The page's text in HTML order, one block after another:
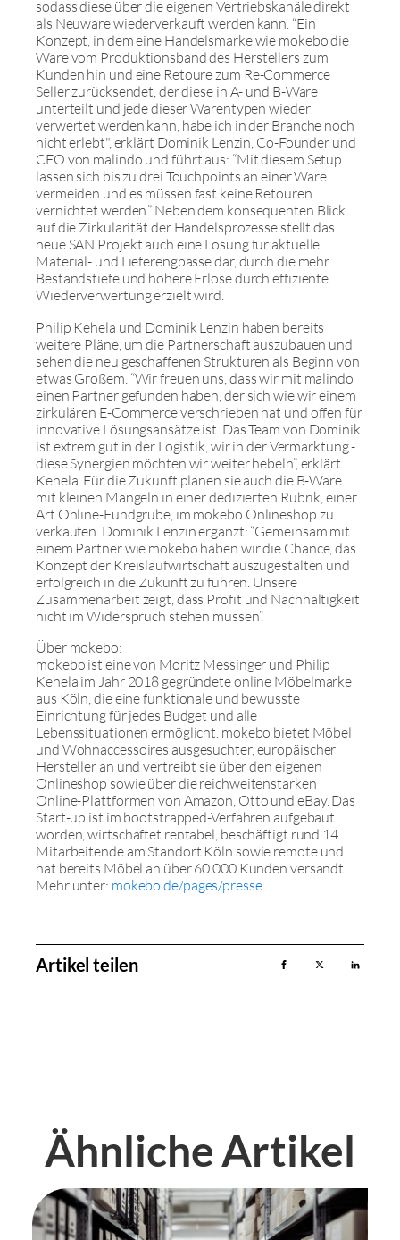
sodass diese über die eigenen Vertriebskanäle direkt
als Neuware wiederverkauft werden kann. “Ein
Konzept, in dem eine Handelsmarke wie mokebo die
Ware vom Produktionsband des Herstellers zum
Kunden hin und eine Retoure zum Re-Commerce
Seller zurücksendet, der diese in A- und B-Ware
unterteilt und jede dieser Warentypen wieder
verwertet werden kann, habe ich in der Branche noch
nicht erlebt", erklärt Dominik Lenzin, Co-Founder und
CEO von malindo und führt aus: “Mit diesem Setup
lassen sich bis zu drei Touchpoints an einer Ware
vermeiden und es müssen fast keine Retouren
vernichtet werden.” Neben dem konsequenten Blick
auf die Zirkularität der Handelsprozesse stellt das
neue SAN Projekt auch eine Lösung für aktuelle
Material- und Lieferengpässe dar, durch die mehr
Bestandstiefe und höhere Erlöse durch effiziente
Wiederverwertung erzielt wird.
Philip Kehela und Dominik Lenzin haben bereits
weitere Pläne, um die Partnerschaft auszubauen und
sehen die neu geschaffenen Strukturen als Beginn von
etwas Großem. “Wir freuen uns, dass wir mit malindo
einen Partner gefunden haben, der sich wie wir einem
zirkulären E-Commerce verschrieben hat und offen für
innovative Lösungsansätze ist. Das Team von Dominik
ist extrem gut in der Logistik, wir in der Vermarktung -
diese Synergien möchten wir weiter hebeln”, erklärt
Kehela. Für die Zukunft planen sie auch die B-Ware
mit kleinen Mängeln in einer dedizierten Rubrik, einer
Art Online-Fundgrube, im mokebo Onlineshop zu
verkaufen. Dominik Lenzin ergänzt: “Gemeinsam mit
einem Partner wie mokebo haben wir die Chance, das
Konzept der Kreislaufwirtschaft auszugestalten und
erfolgreich in die Zukunft zu führen. Unsere
Zusammenarbeit zeigt, dass Profit und Nachhaltigkeit
nicht im Widerspruch stehen müssen”.
Über mokebo:
mokebo ist eine von Moritz Messinger und Philip
Kehela im Jahr 2018 gegründete online Möbelmarke
aus Köln, die eine funktionale und bewusste
Einrichtung für jedes Budget und alle
Lebenssituationen ermöglicht. mokebo bietet Möbel
und Wohnaccessoires ausgesuchter, europäischer
Hersteller an und vertreibt sie über den eigenen
Onlineshop sowie über die reichweitenstarken
Online-Plattformen von Amazon, Otto und eBay. Das
Start-up ist im bootstrapped-Verfahren aufgebaut
worden, wirtschaftet rentabel, beschäftigt rund 14
Mitarbeitende am Standort Köln sowie remote und
hat bereits Möbel an über 60.000 Kunden versandt.
Mehr unter: mokebo.de/pages/presse
Artikel teilen
Ähnliche Artikel